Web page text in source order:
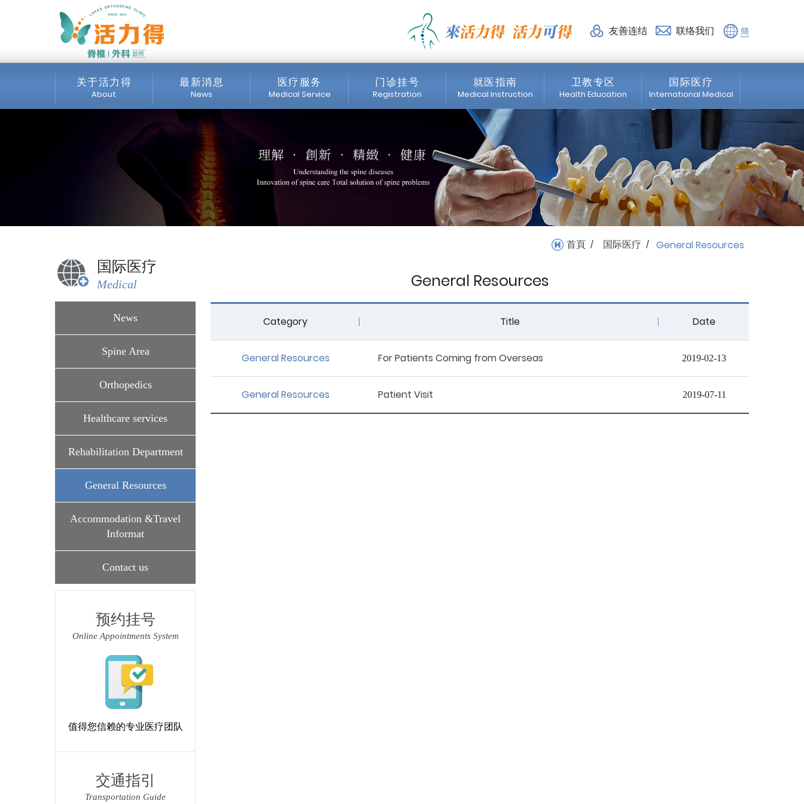
General Resources_國際醫療 | 活力得
友善连结 联络我们 簡
主選單
关于活力得
About
最新消息
News
全部消息
最新公告
公开资讯
媒体专区
医疗服务
Medical Service
内视镜中心
门诊挂号
Registration
网络挂号
就医指南
Medical Instruction
挂号注意事项
收费标准
卫教专区
Health Education
微创脊椎手术
震波专区
骨科专区
国际医疗
International Medical
News
Spine Area
Orthopedics
Healthcare services
Accommodation
&Travel Informat
Contact us
首頁 / 国际医疗 / General Resources
国际医疗
Medical
News
Spine Area
Orthopedics
Healthcare services
Rehabilitation Department
General Resources
Accommodation &Travel
Informat
Contact us
预约挂号
Online Appointments System
值得您信赖的专业医疗团队
交通指引
Transportation Guide
General Resources
Category Title Date
General Resources For Patients Coming from Overseas 2019-02-13
General Resources Patient Visit 2019-07-11